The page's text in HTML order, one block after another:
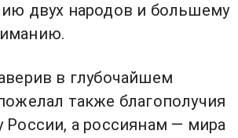
двух народов и большему
в глубочайшем
также благополучия
России, а россиянам — мира